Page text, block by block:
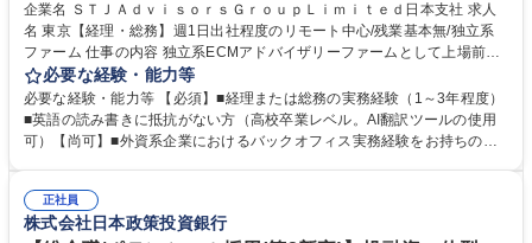
企業名 ＳＴＪＡｄｖｉｓｏｒｓＧｒｏｕｐＬｉｍｉｔｅｄ日本支社 求人
名 東京【経理・総務】週1日出社程度のリモート中心/残業基本無/独立系
ファーム 仕事の内容 独立系ECMアドバイザリーファームとして上場前後
の資本市場戦略を設計する当社にて経理・総務をお任せします。基礎的な
バックオフィス業務からスタートし組織を支える専任担当として広く活躍
できる環境です。 ■日常経理、月次および年次決算サポート業務 ■本国
（グローバル）との英文メール対応（AI翻訳ツール等を使用しての対応で
業務をお任せします。残業も基本的には発生せず、ご自身のペースで業務
を進めやすく定着率の高い環境です。 募集職種 東京【経理・総務】週1日
必要な経験・能力等
必要な経験・能力等 【必須】■経理または総務の実務経験（1～3年程度）
■英語の読み書きに抵抗がない方（高校卒業レベル。AI翻訳ツールの使用
可）【尚可】■外資系企業におけるバックオフィス実務経験をお持ちの方
【働き方について】現在は週4日程度の在宅勤務を実施しており、ワーク
ライフバランスを重視する方に最適な環境です（フルリモートも面接で相
正社員
株式会社日本政策投資銀行